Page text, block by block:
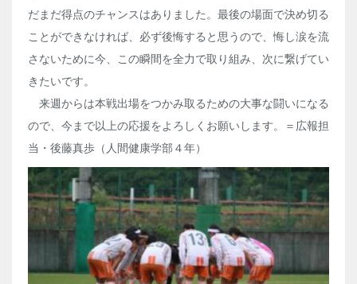
だまだ得点のチャンスはありました。最後の場面で決め切る
ことができなければ、必ず後悔すると思うので、悔し涙を流
さないために今、この瞬間を全力で取り組み、次に繋げてい
きたいです。
来週からは本戦出場をつかみ取るための大事な闘いになる
ので、今まで以上の応援をよろしくお願いします。＝広報担
当・後藤真歩（人間健康学部４年）